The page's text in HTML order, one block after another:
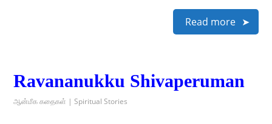
Read more
Ravananukku Shivaperuman
ஆன்மீக கதைகள் | Spiritual Stories